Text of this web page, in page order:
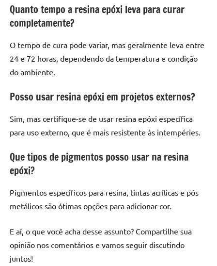
Quanto tempo a resina epóxi leva para curar
completamente?
O tempo de cura pode variar, mas geralmente leva entre
24 e 72 horas, dependendo da temperatura e condição
do ambiente.
Posso usar resina epóxi em projetos externos?
Sim, mas certifique-se de usar resina epóxi específica
para uso externo, que é mais resistente às intempéries.
Que tipos de pigmentos posso usar na resina
epóxi?
Pigmentos específicos para resina, tintas acrílicas e pós
metálicos são ótimas opções para adicionar cor.
E aí, o que você acha desse assunto? Compartilhe sua
opinião nos comentários e vamos seguir discutindo
juntos!